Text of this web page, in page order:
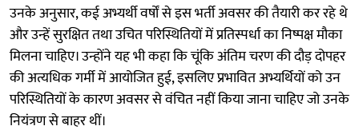
उनके अनुसार, कई अभ्यर्थी वर्षों से इस भर्ती अवसर की तैयारी कर रहे थे
और उन्हें सुरक्षित तथा उचित परिस्थितियों में प्रतिस्पर्धा का निष्पक्ष मौका
मिलना चाहिए। उन्होंने यह भी कहा कि चूंकि अंतिम चरण की दौड़ दोपहर
की अत्यधिक गर्मी में आयोजित हुई, इसलिए प्रभावित अभ्यर्थियों को उन
परिस्थितियों के कारण अवसर से वंचित नहीं किया जाना चाहिए जो उनके
नियंत्रण से बाहर थीं।